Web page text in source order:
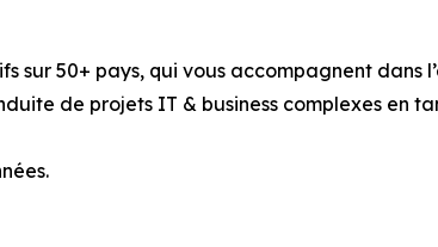
sur 50+ pays, qui vous accompagnent dans
de projets IT & business complexes en